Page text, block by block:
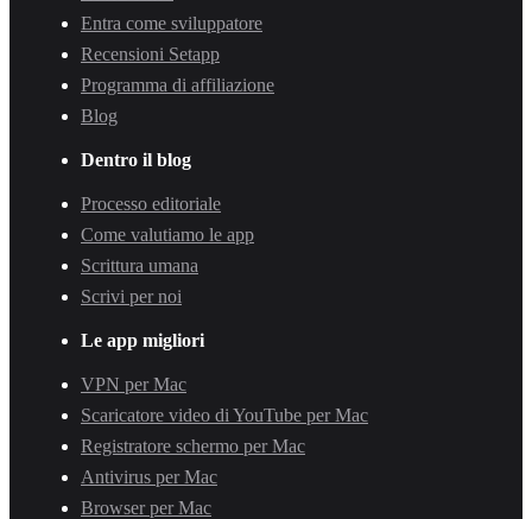
Entra come sviluppatore
Recensioni Setapp
Programma di affiliazione
Blog
Dentro il blog
Processo editoriale
Come valutiamo le app
Scrittura umana
Scrivi per noi
Le app migliori
VPN per Mac
Scaricatore video di YouTube per Mac
Registratore schermo per Mac
Antivirus per Mac
Browser per Mac